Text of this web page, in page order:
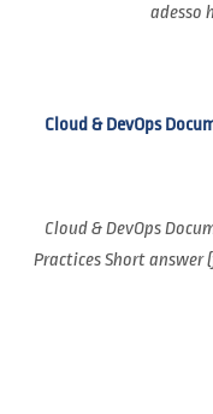
adesso
Cloud & DevOps
Cloud & DevOps
Practices Short